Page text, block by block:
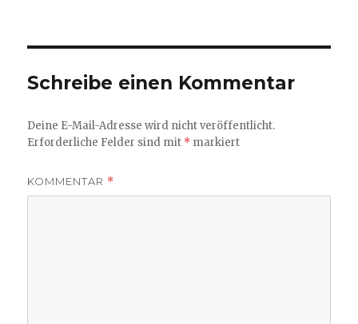
Schreibe einen Kommentar
Deine E-Mail-Adresse wird nicht veröffentlicht.
Erforderliche Felder sind mit * markiert
KOMMENTAR *